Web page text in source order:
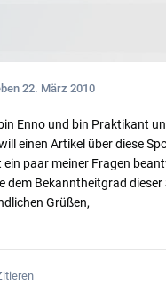
22. März 2010
Enno und bin Praktikant
einen Artikel über diese
ein paar meiner Fragen
dem Bekanntheitgrad
Grüßen,